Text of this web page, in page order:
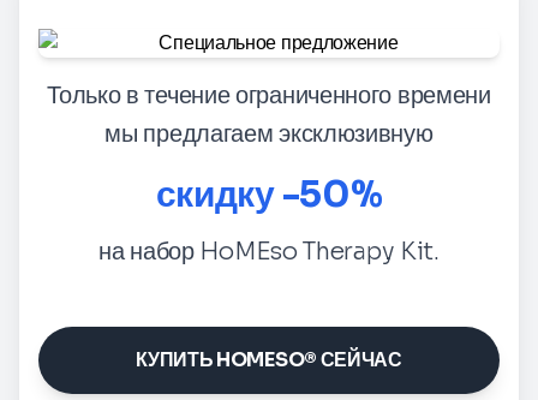
Только в течение ограниченного времени
мы предлагаем эксклюзивную
скидку -50%
на набор HoMEso Therapy Kit.
КУПИТЬ HOMESO® СЕЙЧАС